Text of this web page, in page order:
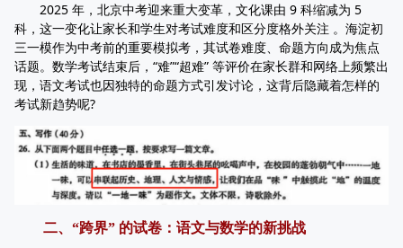
2025 年，北京中考迎来重大变革，文化课由 9 科缩减为 5
科，这一变化让家长和学生对考试难度和区分度格外关注 。海淀初
三一模作为中考前的重要模拟考，其试卷难度、命题方向成为焦点
话题。数学考试结束后，“难”“超难” 等评价在家长群和网络上频繁出
现，语文考试也因独特的命题方式引发讨论，这背后隐藏着怎样的
考试新趋势呢?
二、“跨界” 的试卷：语文与数学的新挑战